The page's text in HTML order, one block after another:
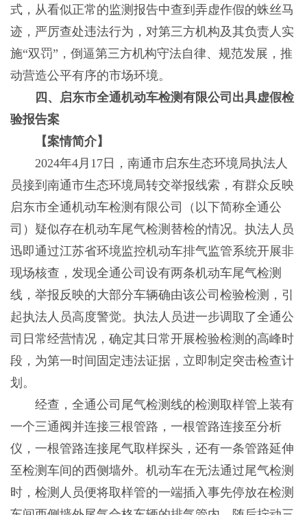
式，从看似正常的监测报告中查到弄虚作假的蛛丝马
迹，严厉查处违法行为，对第三方机构及其负责人实
施“双罚”，倒逼第三方机构守法自律、规范发展，推
动营造公平有序的市场环境。
四、启东市全通机动车检测有限公司出具虚假检
验报告案
【案情简介】
2024年4月17日，南通市启东生态环境局执法人
员接到南通市生态环境局转交举报线索，有群众反映
启东市全通机动车检测有限公司（以下简称全通公
司）疑似存在机动车尾气检测替检的情况。执法人员
迅即通过江苏省环境监控机动车排气监管系统开展非
现场核查，发现全通公司设有两条机动车尾气检测
线，举报反映的大部分车辆确由该公司检验检测，引
起执法人员高度警觉。执法人员进一步调取了全通公
司日常经营情况，确定其日常开展检验检测的高峰时
段，为第一时间固定违法证据，立即制定突击检查计
划。
经查，全通公司尾气检测线的检测取样管上装有
一个三通阀并连接三根管路，一根管路连接至分析
仪，一根管路连接尾气取样探头，还有一条管路延伸
至检测车间的西侧墙外。机动车在无法通过尾气检测
时，检测人员便将取样管的一端插入事先停放在检测